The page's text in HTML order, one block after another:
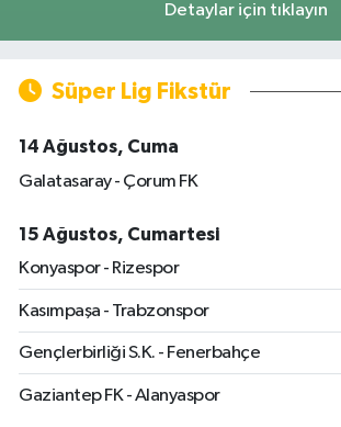
Detaylar için tıklayın
Süper Lig Fikstür
14 Ağustos, Cuma
Galatasaray - Çorum FK
15 Ağustos, Cumartesi
Konyaspor - Rizespor
Kasımpaşa - Trabzonspor
Gençlerbirliği S.K. - Fenerbahçe
Gaziantep FK - Alanyaspor